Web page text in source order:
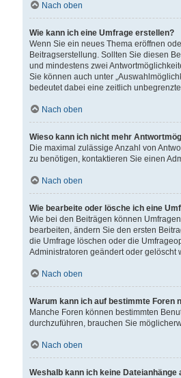
Nach oben
Wie kann ich eine Umfrage erstellen?
Wenn Sie ein neues Thema eröffnen
Beitragserstellung. Sollten Sie diesen
und mindestens zwei
Sie können auch unter
bedeutet dabei eine zeitlich
Nach oben
Wieso kann ich nicht mehr
Die maximal zulässige Anzahl von
zu benötigen, kontaktieren Sie einen
Nach oben
Wie bearbeite oder lösche ich eine
Wie bei den Beiträgen können
bearbeiten, ändern Sie den ersten
die Umfrage löschen oder die
Administratoren geändert oder
Nach oben
Warum kann ich auf bestimmte Foren
Manche Foren können bestimmten
durchzuführen, brauchen Sie
Nach oben
Weshalb kann ich keine Dateianhänge